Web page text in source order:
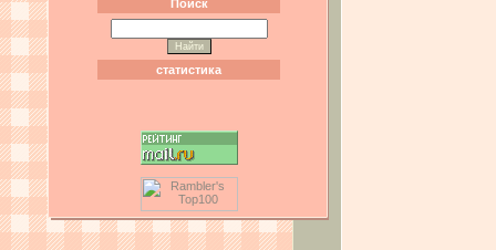
Поиск
статистика